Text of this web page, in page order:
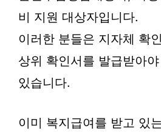
비 지원 대상자입니다.
이러한 분들은 지자체 확
상위 확인서를 발급받아
있습니다.
이미 복지급여를 받고 있